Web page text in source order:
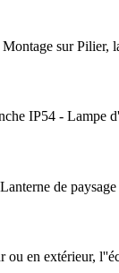
sur
IP54 - Lampe
de
en extérieur,